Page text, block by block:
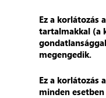
Ez a korlátozás
tartalmakkal (a
megengedik.
Ez a korlátozás
minden